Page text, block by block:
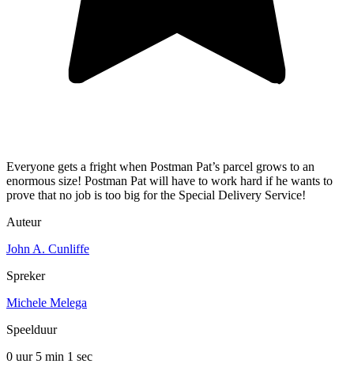
Everyone gets a fright when Postman Pat’s parcel grows to an
enormous size! Postman Pat will have to work hard if he wants to
prove that no job is too big for the Special Delivery Service!
Auteur
John A. Cunliffe
Spreker
Michele Melega
Speelduur
0 uur 5 min 1 sec